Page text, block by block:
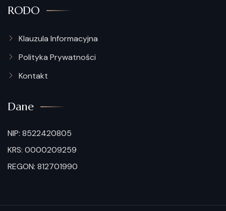
RODO
Klauzula Informacyjna
Polityka Prywatności
Kontakt
Dane
NIP: 8522420805
KRS: 0000209259
REGON: 812701990